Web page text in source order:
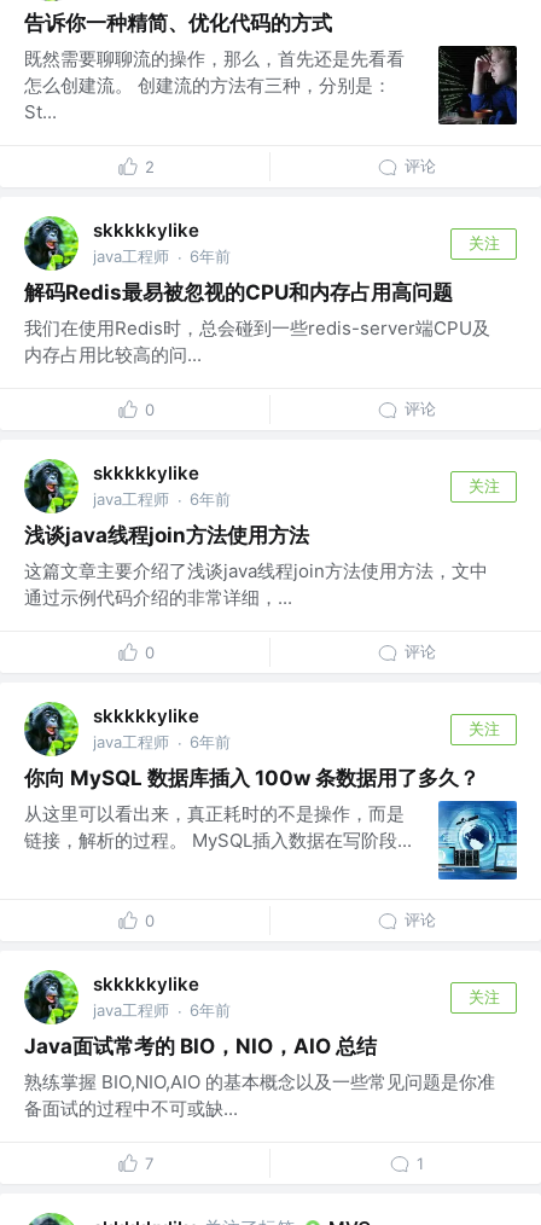
告诉你一种精简、优化代码的方式
既然需要聊聊流的操作，那么，首先还是先看看
怎么创建流。 创建流的方法有三种，分别是：
St...
2 评论
skkkkkylike
java工程师 · 6年前
关注
解码Redis最易被忽视的CPU和内存占用高问题
我们在使用Redis时，总会碰到一些redis-server端CPU及
内存占用比较高的问...
0 评论
skkkkkylike
java工程师 · 6年前
关注
浅谈java线程join方法使用方法
这篇文章主要介绍了浅谈java线程join方法使用方法，文中
通过示例代码介绍的非常详细，...
0 评论
skkkkkylike
java工程师 · 6年前
关注
你向 MySQL 数据库插入 100w 条数据用了多久？
从这里可以看出来，真正耗时的不是操作，而是
链接，解析的过程。 MySQL插入数据在写阶段...
0 评论
skkkkkylike
java工程师 · 6年前
关注
Java面试常考的 BIO，NIO，AIO 总结
熟练掌握 BIO,NIO,AIO 的基本概念以及一些常见问题是你准
备面试的过程中不可或缺...
7 1